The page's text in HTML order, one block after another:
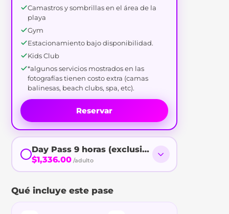
Camastros y sombrillas en el área de la
playa
Gym
Estacionamiento bajo disponibilidad.
Kids Club
*algunos servicios mostrados en las
fotografías tienen costo extra (camas
balinesas, beach clubs, spa, etc).
Reservar
Day Pass 9 horas (exclusivo Cancunenses)
$1,336.00 /adulto
Qué incluye este pase